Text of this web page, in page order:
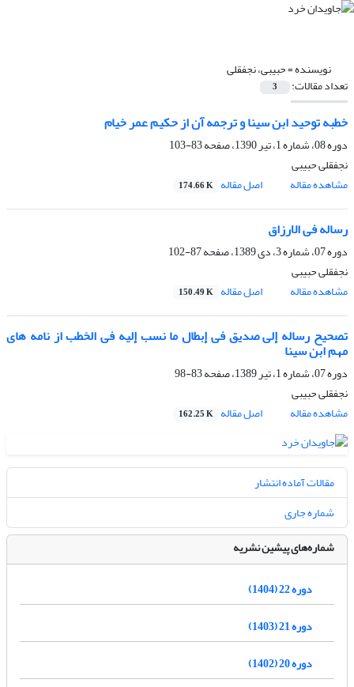
نویسنده =حبیبی، نجفقلی
تعداد مقالات: 3
خطبه توحید ابن سینا و ترجمه آن از حکیم عمر خیام
دوره 08، شماره 1، تیر 1390، صفحه
83-103
نجفقلی حبیبی
مشاهده مقاله
اصل مقاله 174.66 K
رساله فی الارزاق
دوره 07، شماره 3، دی 1389، صفحه
87-102
نجفقلی حبیبی
مشاهده مقاله
اصل مقاله 150.49 K
تصحیح رساله إلی صدیق فی إبطال ما نسب إلیه فی الخطب از نامه های
مهم ابن سینا
دوره 07، شماره 1، تیر 1389، صفحه
83-98
نجفقلی حبیبی
مشاهده مقاله
اصل مقاله 162.25 K
مقالات آماده انتشار
شماره جاری
شماره‌های پیشین نشریه
دوره 22 (1404)
دوره 21 (1403)
دوره 20 (1402)